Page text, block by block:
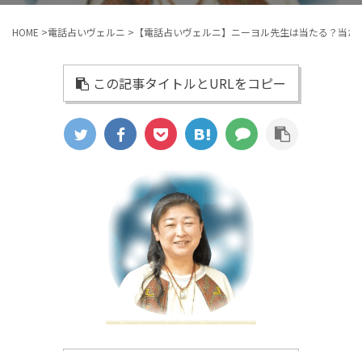
HOME >電話占いヴェルニ > 【電話占いヴェルニ】ニーヨル先生は当たる？当
この記事タイトルとURLをコピー